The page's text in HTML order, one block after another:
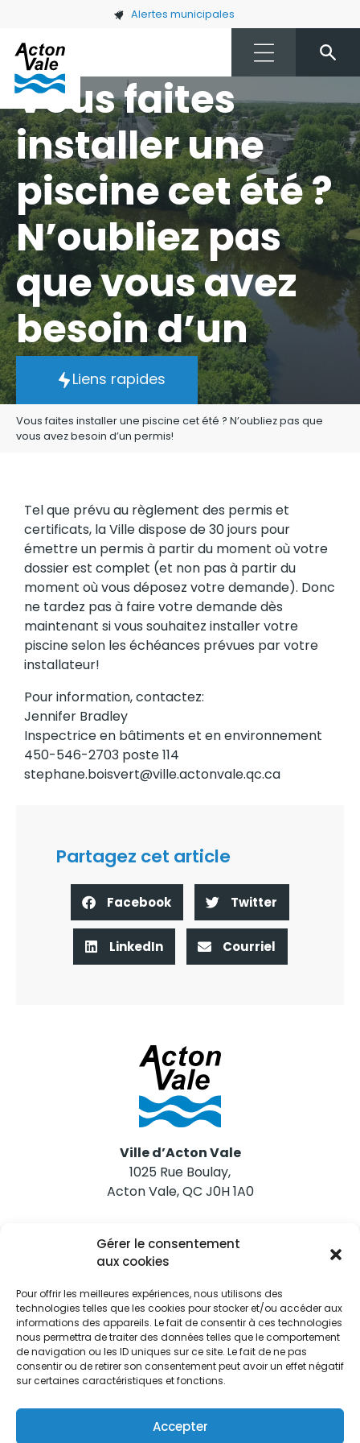
Gérer le consentement
aux cookies
Pour offrir les meilleures expériences, nous utilisons des
technologies telles que les cookies pour stocker et/ou accéder aux
informations des appareils. Le fait de consentir à ces technologies
nous permettra de traiter des données telles que le comportement
de navigation ou les ID uniques sur ce site. Le fait de ne pas
consentir ou de retirer son consentement peut avoir un effet négatif
sur certaines caractéristiques et fonctions.
Accepter
Skip to main content Alertes municipales
Vous faites
installer une
piscine cet été ?
N’oubliez pas
que vous avez
besoin d’un
permis!
Liens rapides
Vous faites installer une piscine cet été ? N’oubliez pas que
vous avez besoin d’un permis!
Tel que prévu au règlement des permis et
certificats, la Ville dispose de 30 jours pour
émettre un permis à partir du moment où votre
dossier est complet (et non pas à partir du
moment où vous déposez votre demande). Donc
ne tardez pas à faire votre demande dès
maintenant si vous souhaitez installer votre
piscine selon les échéances prévues par votre
installateur!
Pour information, contactez:
Jennifer Bradley
Inspectrice en bâtiments et en environnement
450-546-2703 poste 114
stephane.boisvert@ville.actonvale.qc.ca
Partagez cet article
Facebook Twitter
LinkedIn Courriel
Ville d’Acton Vale
1025 Rue Boulay,
Acton Vale, QC J0H 1A0
Nous joindre
Tél. 450 546-2703
Restez informés
Abonnez-vous aux alertes municipales
Je m'abonne